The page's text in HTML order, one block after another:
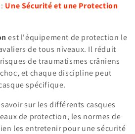
Une Sécurité et une Protection
est l'équipement de protection le
de tous niveaux. Il réduit
de traumatismes crâniens
et chaque discipline peut
spécifique.
sur les différents casques
de protection, les normes de
les entretenir pour une sécurité